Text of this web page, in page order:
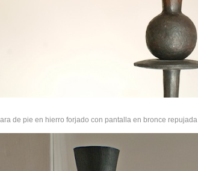
de pie en hierro forjado con pantalla en bronce repujada